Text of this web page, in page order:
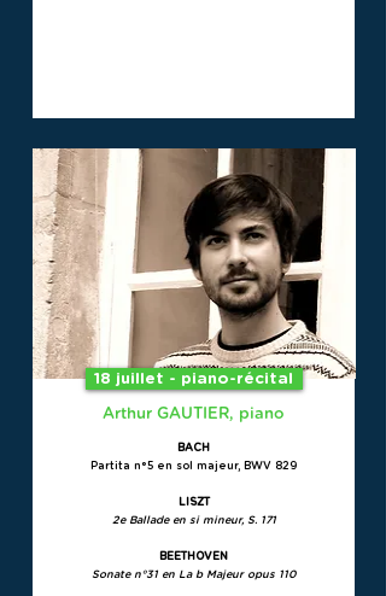
18 juillet - piano-récital
Arthur GAUTIER, piano
BACH
Partita n°5 en sol majeur, BWV 829
LISZT
2e Ballade en si mineur, S. 171
BEETHOVEN
Sonate n°31 en La b Majeur opus 110